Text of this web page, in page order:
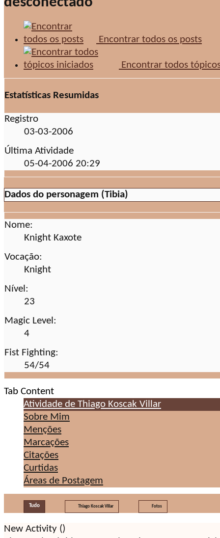
Encontrar todos os posts
Encontrar todos
Estatísticas Resumidas
Registro
03-03-2006
Última Atividade
05-04-2006 20:29
Dados do personagem (Tibia)
Nome:
Knight Kaxote
Vocação:
Knight
Nível:
23
Magic Level:
4
Fist Fighting:
54/54
Tab Content
Atividade de Thiago Koscak Villar
Sobre Mim
Menções
Marcações
Citações
Curtidas
Áreas de Postagem
Tudo Thiago Koscak Villar Fotos
New Activity ()